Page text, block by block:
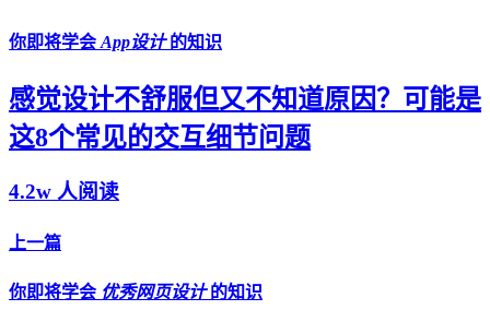
你即将学会 App设计的知识
感觉设计不舒服但又不知道原因？可能是
这8个常见的交互细节问题
4.2w 人阅读
上一篇
你即将学会 优秀网页设计的知识